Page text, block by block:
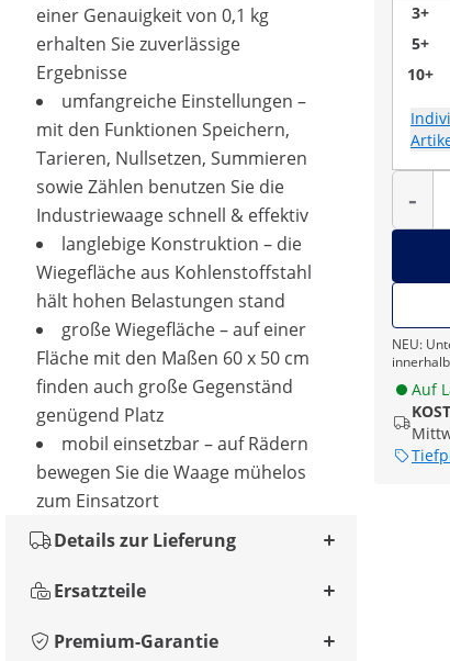
3+
5+
10+
-
NEU:
Auf
einer Genauigkeit von 0,1 kg
erhalten Sie zuverlässige
Ergebnisse
umfangreiche Einstellungen –
mit den Funktionen Speichern,
Tarieren, Nullsetzen, Summieren
sowie Zählen benutzen Sie die
Industriewaage schnell & effektiv
langlebige Konstruktion – die
Wiegefläche aus Kohlenstoffstahl
hält hohen Belastungen stand
große Wiegefläche – auf einer
Fläche mit den Maßen 60 x 50 cm
finden auch große Gegenständ
genügend Platz
mobil einsetzbar – auf Rädern
bewegen Sie die Waage mühelos
zum Einsatzort
Details zur Lieferung
Ersatzteile
Premium-Garantie